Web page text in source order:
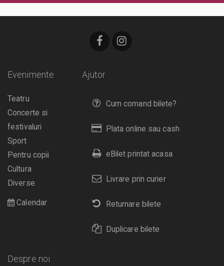
Ajutor
Cum comand bilete?
Plata online sau cash
eBilet printat acasa
Livrare prin curier
Returnare bilete
Duplicare bilete
Evenimente
Teatru
Concerte si
festivaluri
Sport
Pentru copii
Cultura
Diverse
Calendar
Despre noi